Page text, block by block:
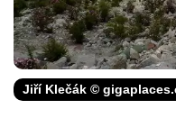
Jiří Klečák ©